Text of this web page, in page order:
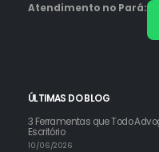
Atendimento no Pará:
ÚLTIMAS DO BLOG
3 Ferramentas que Todo
Escritório
10/06/2026